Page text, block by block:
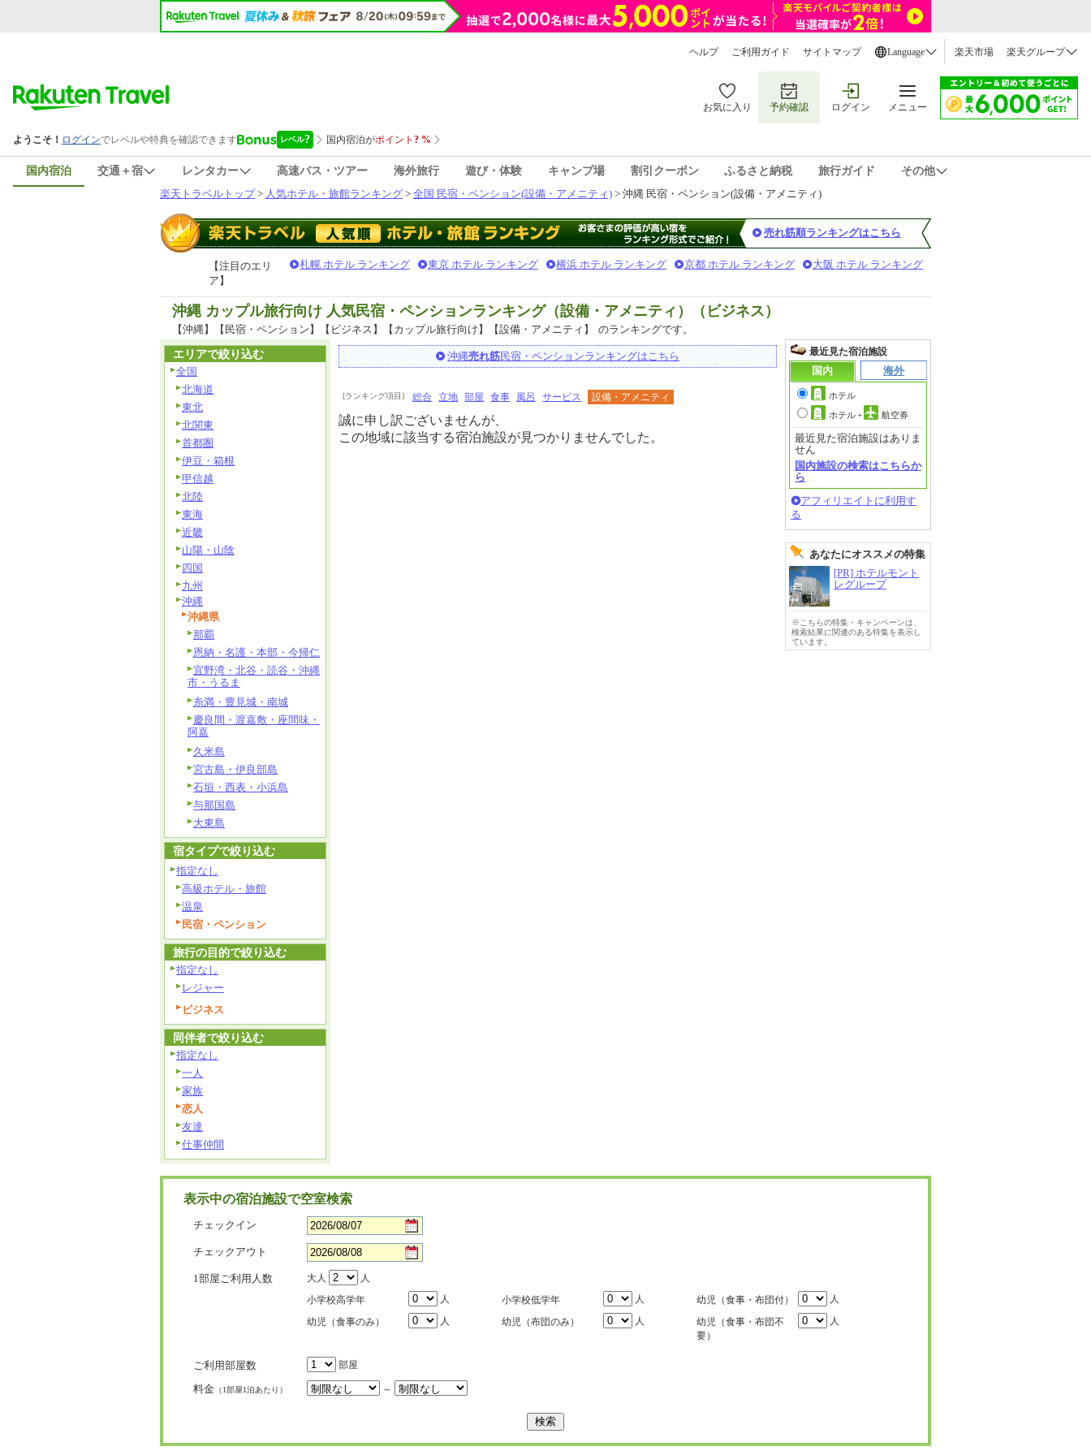
ヘルプ ご利用ガイド サイトマップ Language 楽天市場 楽天グループ
お気に入り 予約確認 ログイン メニュー
国内宿泊 交通＋宿 レンタカー 高速バス・ツアー 海外旅行 遊び・体験 キャンプ場 割引クーポン ふるさと納税 旅行ガイド
その他
楽天トラベルトップ> 人気ホテル・旅館ランキング > 全国 民宿・ペンション(設備・アメニティ) > 沖縄 民宿・ペンション(設備・アメニティ)
売れ筋順ランキングはこちら
【注目のエリ
ア】
札幌 ホテル ランキング 東京 ホテル ランキング 横浜 ホテル ランキング 京都 ホテル ランキング 大阪 ホテル ランキング
沖縄 カップル旅行向け 人気民宿・ペンションランキング（設備・アメニティ）（ビジネス）
【沖縄】【民宿・ペンション】【ビジネス】【カップル旅行向け】【設備・アメニティ】 のランキングです。
沖縄売れ筋民宿・ペンションランキングはこちら
[ランキング項目] 総合 立地 部屋 食事 風呂 サービス 設備・アメニティ
誠に申し訳ございませんが、
この地域に該当する宿泊施設が見つかりませんでした。
最近見た宿泊施設
国内
海外
ホテル
ホテル+ 航空券
最近見た宿泊施設はありま
せん
国内施設の検索はこちらか
ら
アフィリエイトに利用す
る
あなたにオススメの特集
[PR] ホテルモント
レグループ
※こちらの特集・キャンペーンは、
検索結果に関連のある特集を表示し
ています。
エリアで絞り込む
全国
北海道
東北
北関東
首都圏
伊豆・箱根
甲信越
北陸
東海
近畿
山陽・山陰
四国
九州
沖縄
沖縄県
那覇
恩納・名護・本部・今帰仁
宜野湾・北谷・読谷・沖縄
市・うるま
糸満・豊見城・南城
慶良間・渡嘉敷・座間味・
阿嘉
久米島
宮古島・伊良部島
石垣・西表・小浜島
与那国島
大東島
宿タイプで絞り込む
指定なし
高級ホテル・旅館
温泉
民宿・ペンション
旅行の目的で絞り込む
指定なし
レジャー
ビジネス
同伴者で絞り込む
指定なし
一人
家族
恋人
友達
仕事仲間
表示中の宿泊施設で空室検索
チェックイン
チェックアウト
1部屋ご利用人数 大人
人
小学校高学年
人 小学校低学年 人 幼児（食事・布団付）
人
幼児（食事のみ）
人 幼児（布団のみ） 人
幼児（食事・布団不
要）
人
ご利用部屋数 部屋
料金 （1部屋1泊あたり） ～